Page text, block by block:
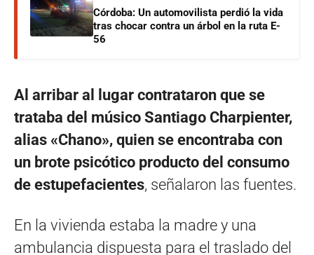
Córdoba: Un automovilista perdió la vida
tras chocar contra un árbol en la ruta E-
56
Al arribar al lugar contrataron que se
trataba del músico Santiago Charpienter,
alias «Chano», quien se encontraba con
un brote psicótico producto del consumo
de estupefacientes, señalaron las fuentes.
En la vivienda estaba la madre y una
ambulancia dispuesta para el traslado del